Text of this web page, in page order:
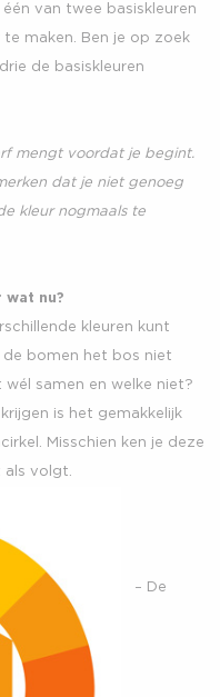
van twee basiskleuren
maken. Ben je op zoek
de basiskleuren
mengt voordat je begint.
dat je niet genoeg
kleur nogmaals te
wat nu?
kleuren kunt
bomen het bos niet
wél samen en welke niet?
is het gemakkelijk
Misschien ken je deze
als volgt.
– De